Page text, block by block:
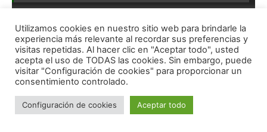
Utilizamos cookies en nuestro sitio web para brindarle la
experiencia más relevante al recordar sus preferencias y
visitas repetidas. Al hacer clic en "Aceptar todo", usted
acepta el uso de TODAS las cookies. Sin embargo, puede
visitar "Configuración de cookies" para proporcionar un
consentimiento controlado.
Configuración de cookies Aceptar todo